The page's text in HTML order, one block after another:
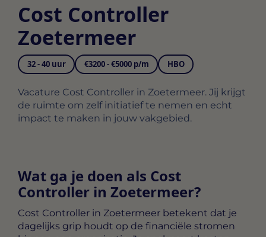
Cost Controller
Zoetermeer
32 - 40 uur €3200 - €5000 p/m HBO
Vacature Cost Controller in Zoetermeer. Jij krijgt
de ruimte om zelf initiatief te nemen en echt
impact te maken in jouw vakgebied.
Wat ga je doen als Cost
Controller in Zoetermeer?
Cost Controller in Zoetermeer betekent dat je
dagelijks grip houdt op de financiële stromen